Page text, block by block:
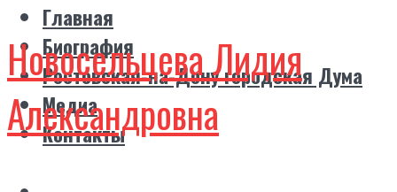
Главная
Биография
Ростовская-на-Дону городская Дума
Медиа
Контакты
Новосельцева Лидия
Александровна